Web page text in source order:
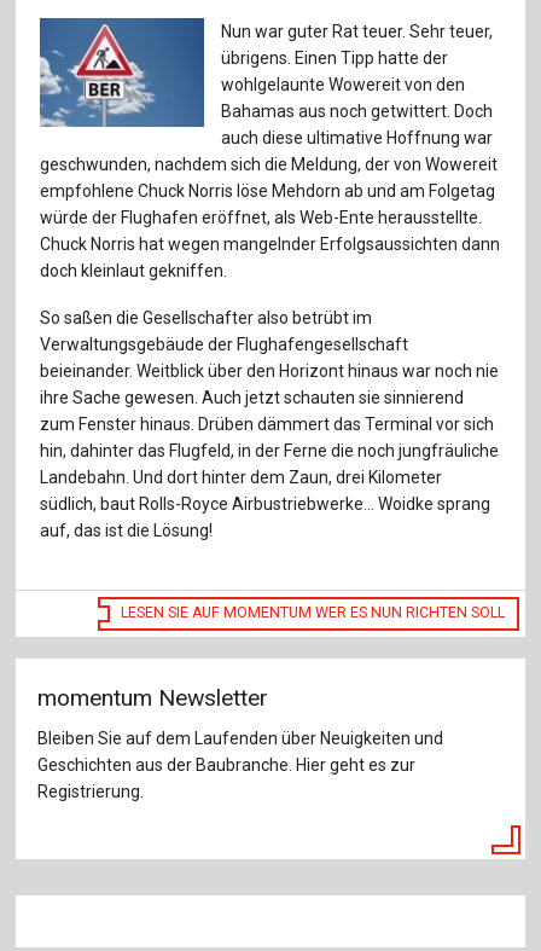
Nun war guter Rat teuer. Sehr teuer,
übrigens. Einen Tipp hatte der
wohlgelaunte Wowereit von den
Bahamas aus noch getwittert. Doch
auch diese ultimative Hoffnung war
geschwunden, nachdem sich die Meldung, der von Wowereit
empfohlene Chuck Norris löse Mehdorn ab und am Folgetag
würde der Flughafen eröffnet, als Web-Ente herausstellte.
Chuck Norris hat wegen mangelnder Erfolgsaussichten dann
doch kleinlaut gekniffen.
So saßen die Gesellschafter also betrübt im
Verwaltungsgebäude der Flughafengesellschaft
beieinander. Weitblick über den Horizont hinaus war noch nie
ihre Sache gewesen. Auch jetzt schauten sie sinnierend
zum Fenster hinaus. Drüben dämmert das Terminal vor sich
hin, dahinter das Flugfeld, in der Ferne die noch jungfräuliche
Landebahn. Und dort hinter dem Zaun, drei Kilometer
südlich, baut Rolls-Royce Airbustriebwerke… Woidke sprang
auf, das ist die Lösung!
LESEN SIE AUF MOMENTUM WER ES NUN RICHTEN SOLL
momentum Newsletter
Bleiben Sie auf dem Laufenden über Neuigkeiten und
Geschichten aus der Baubranche. Hier geht es zur
Registrierung.